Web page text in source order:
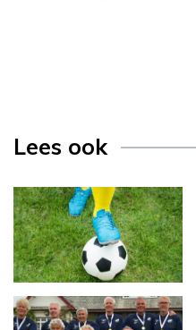
Lees ook